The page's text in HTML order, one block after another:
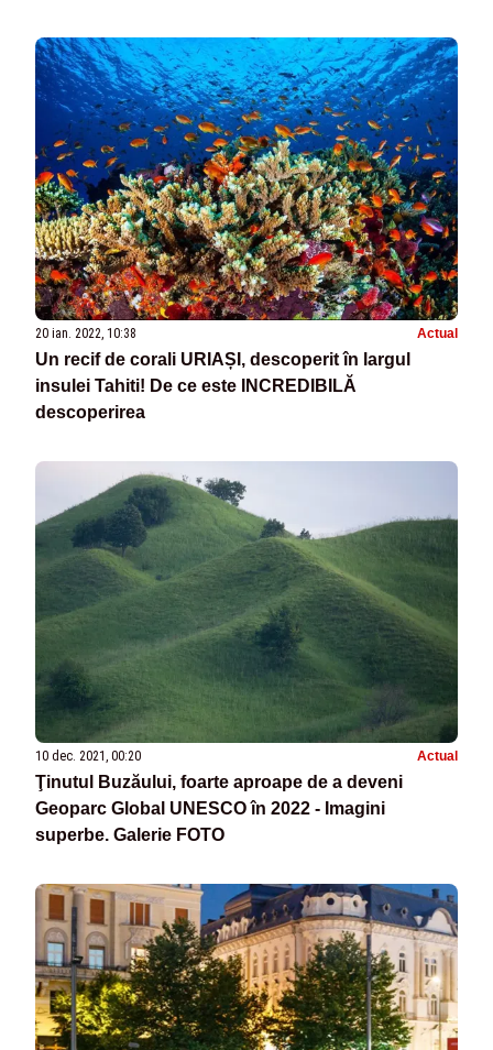
20 ian. 2022, 10:38 Actual
Un recif de corali URIAȘI, descoperit în largul
insulei Tahiti! De ce este INCREDIBILĂ
descoperirea
10 dec. 2021, 00:20 Actual
Ţinutul Buzăului, foarte aproape de a deveni
Geoparc Global UNESCO în 2022 - Imagini
superbe. Galerie FOTO